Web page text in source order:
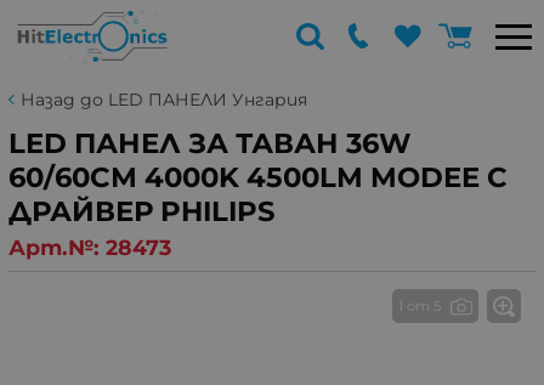
Назад до LED ПАНЕЛИ Унгария
LED ПАНЕЛ ЗА ТАВАН 36W
60/60СМ 4000K 4500LM MODEE С
ДРАЙВЕР PHILIPS
Арт.№: 28473
1 от 5